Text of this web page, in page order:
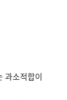
과소적합이